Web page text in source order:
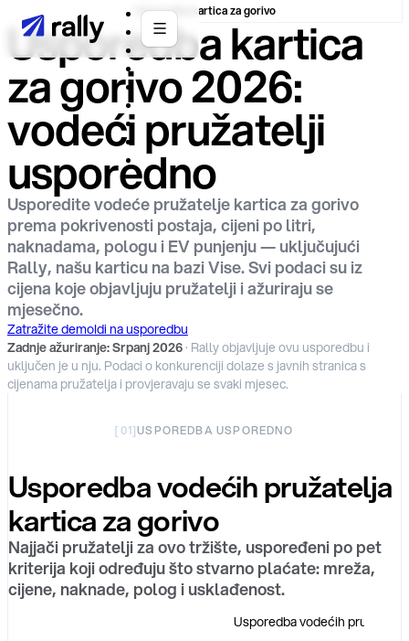
Usporedba kartica za gorivo
Usporedba kartica
za gorivo 2026:
vodeći pružatelji
usporedno
Usporedite vodeće pružatelje kartica za gorivo
prema pokrivenosti postaja, cijeni po litri,
naknadama, pologu i EV punjenju — uključujući
Rally, našu karticu na bazi Vise. Svi podaci su iz
cijena koje objavljuju pružatelji i ažuriraju se
mjesečno.
Zatražite demoIdi na usporedbu
Zadnje ažuriranje:Srpanj 2026· Rally objavljuje ovu usporedbu i
uključen je u nju. Podaci o konkurenciji dolaze s javnih stranica s
cijenama pružatelja i provjeravaju se svaki mjesec.
[ 01]USPOREDBA USPOREDNO
Usporedba vodećih pružatelja
kartica za gorivo
Najjači pružatelji za ovo tržište, uspoređeni po pet
kriterija koji određuju što stvarno plaćate: mreža,
cijene, naknade, polog i usklađenost.
Usporedba vodećih pružatelja